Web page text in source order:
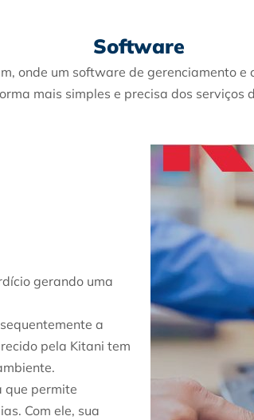
Software
onde um software de gerenciamento
mais simples e precisa dos serviços
gerando uma
a
pela Kitani tem
que permite
Com ele, sua